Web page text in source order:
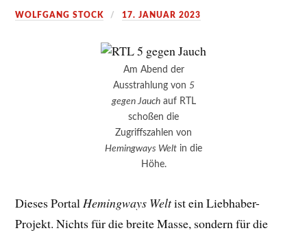
WOLFGANG STOCK 17. JANUAR 2023
Am Abend der
Ausstrahlung von 5
gegen Jauchauf RTL
schoßen die
Zugriffszahlen von
Hemingways Welt in die
Höhe.
Dieses PortalHemingways Weltist ein Liebhaber-
Projekt. Nichts für die breite Masse, sondern für die